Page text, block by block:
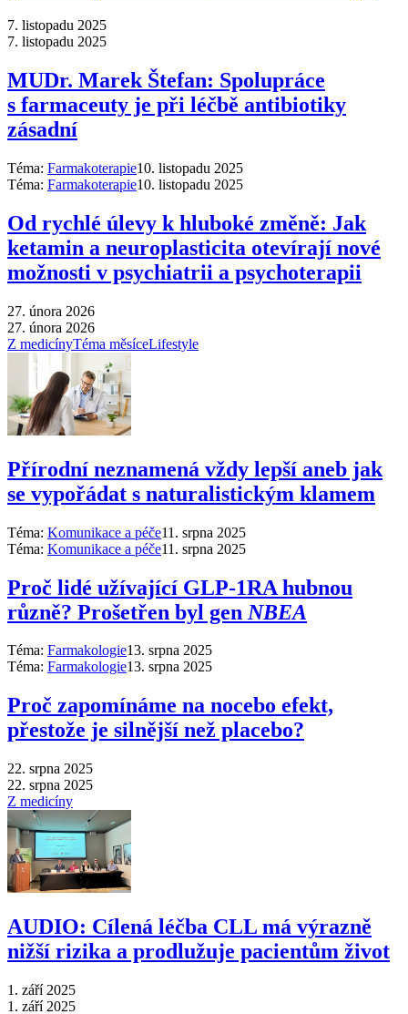
7. listopadu 2025
7. listopadu 2025
MUDr. Marek Štefan: Spolupráce
s farmaceuty je při léčbě antibiotiky
zásadní
Téma: Farmakoterapie10. listopadu 2025
Téma: Farmakoterapie10. listopadu 2025
Od rychlé úlevy k hluboké změně: Jak
ketamin a neuroplasticita otevírají nové
možnosti v psychiatrii a psychoterapii
27. února 2026
27. února 2026
Z medicínyTéma měsíceLifestyle
Přírodní neznamená vždy lepší aneb jak
se vypořádat s naturalistickým klamem
Téma: Komunikace a péče11. srpna 2025
Téma: Komunikace a péče11. srpna 2025
Proč lidé užívající GLP-1RA hubnou
různě? Prošetřen byl gen NBEA
Téma: Farmakologie13. srpna 2025
Téma: Farmakologie13. srpna 2025
Proč zapomínáme na nocebo efekt,
přestože je silnější než placebo?
22. srpna 2025
22. srpna 2025
Z medicíny
AUDIO: Cílená léčba CLL má výrazně
nižší rizika a prodlužuje pacientům život
1. září 2025
1. září 2025